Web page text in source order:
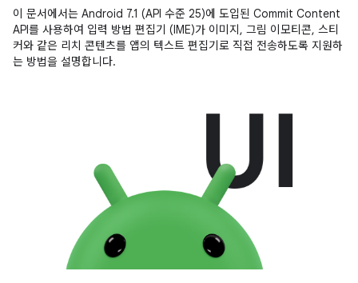
이 문서에서는 Android 7.1 (API 수준 25)에 도입된 Commit Content
API를 사용하여 입력 방법 편집기 (IME)가 이미지, 그림 이모티콘, 스티
커와 같은 리치 콘텐츠를 앱의 텍스트 편집기로 직접 전송하도록 지원하
는 방법을 설명합니다.